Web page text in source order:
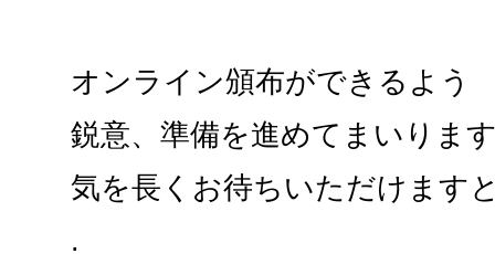
オンライン頒布ができるよう
鋭意、準備を進めてまいりま
気を長くお待ちいただけます
.